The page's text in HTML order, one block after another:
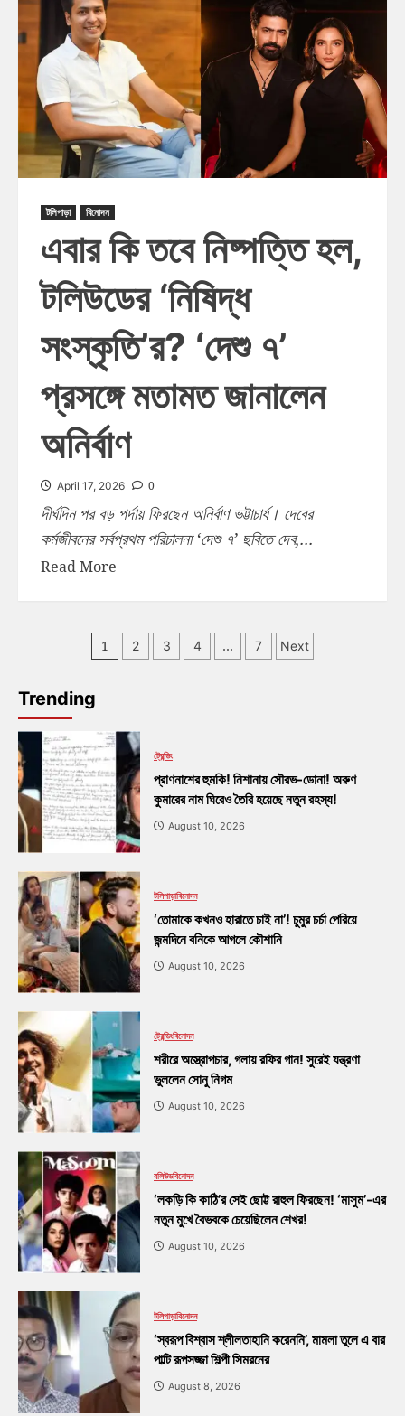
টলিপাড়া বিনোদন
এবার কি তবে নিষ্পত্তি হল,
টলিউডের ‘নিষিদ্ধ
সংস্কৃতি’র? ‘দেশু ৭’
প্রসঙ্গে মতামত জানালেন
অনির্বাণ
April 17, 2026 0
দীর্ঘদিন পর বড় পর্দায় ফিরছেন অনির্বাণ ভট্টাচাৰ্য। দেবের
কর্মজীবনের সর্বপ্রথম পরিচালনা ‘দেশু ৭’ ছবিতে দেব,...
Read More
1 2 3 4 … 7 Next
Trending
ট্রেন্ডিং
প্রাণনাশের হুমকি! নিশানায় সৌরভ-ডোনা! অরুণ
কুমারের নাম ঘিরেও তৈরি হয়েছে নতুন রহস্য!
August 10, 2026
টলিপাড়াবিনোদন
‘তোমাকে কখনও হারাতে চাই না’! চুমুর চর্চা পেরিয়ে
জন্মদিনে বনিকে আগলে কৌশানি
August 10, 2026
ট্রেন্ডিংবিনোদন
শরীরে অস্ত্রোপচার, গলায় রফির গান! সুরেই যন্ত্রণা
ভুললেন সোনু নিগম
August 10, 2026
বলিউডবিনোদন
‘লকড়ি কি কাঠি’র সেই ছোট্ট রাহুল ফিরছেন! ‘মাসুম’-এর
নতুন মুখে বৈভবকে চেয়েছিলেন শেখর!
August 10, 2026
টলিপাড়াবিনোদন
‘স্বরূপ বিশ্বাস শ্লীলতাহানি করেননি’, মামলা তুলে এ বার
পাল্টি রূপসজ্জা শিল্পী সিমরনের
August 8, 2026